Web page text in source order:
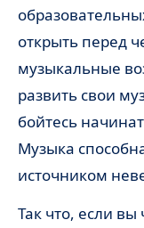
открыть перед
музыкальные
развить свои
бойтесь
Музыка
источником
Так что, если вы